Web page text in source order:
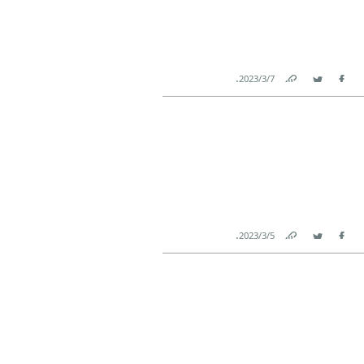
Facebook
Twitter
Link
7‏/3‏/2023
.
Facebook
Twitter
Link
5‏/3‏/2023
.